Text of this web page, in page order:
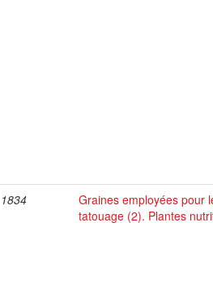
1834
Graines employées pour
tatouage (2). Plantes